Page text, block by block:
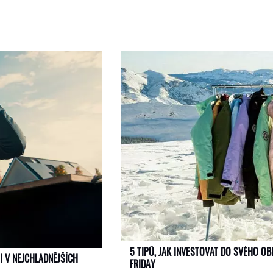
NEJCHLADNĚJŠÍCH
5 TIPŮ, JAK INVESTOVAT DO SVÉHO
FRIDAY